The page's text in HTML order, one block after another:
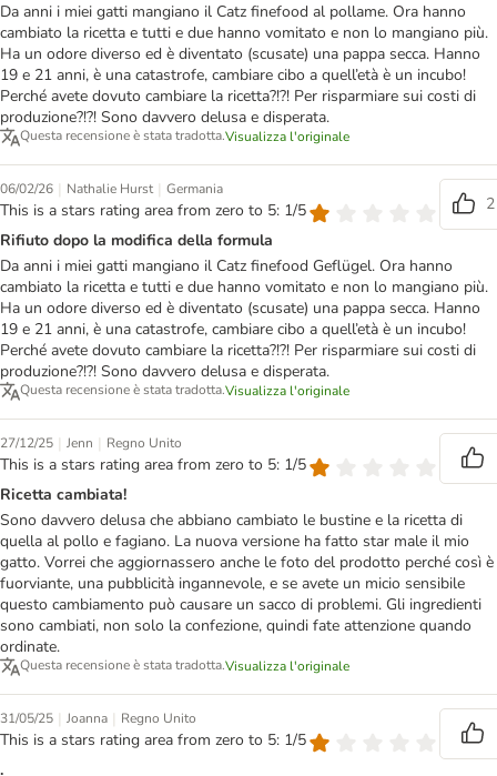
Da anni i miei gatti mangiano il Catz finefood al pollame. Ora hanno
cambiato la ricetta e tutti e due hanno vomitato e non lo mangiano più.
Ha un odore diverso ed è diventato (scusate) una pappa secca. Hanno
19 e 21 anni, è una catastrofe, cambiare cibo a quell’età è un incubo!
Perché avete dovuto cambiare la ricetta?!?! Per risparmiare sui costi di
produzione?!?! Sono davvero delusa e disperata.
Questa recensione è stata tradotta.Visualizza l'originale
06/02/26 | Nathalie Hurst | Germania
This is a stars rating area from zero to 5: 1/5
2
Rifiuto dopo la modifica della formula
Da anni i miei gatti mangiano il Catz finefood Geflügel. Ora hanno
cambiato la ricetta e tutti e due hanno vomitato e non lo mangiano più.
Ha un odore diverso ed è diventato (scusate) una pappa secca. Hanno
19 e 21 anni, è una catastrofe, cambiare cibo a quell’età è un incubo!
Perché avete dovuto cambiare la ricetta?!?! Per risparmiare sui costi di
produzione?!?! Sono davvero delusa e disperata.
Questa recensione è stata tradotta.Visualizza l'originale
27/12/25 | Jenn | Regno Unito
This is a stars rating area from zero to 5: 1/5
Ricetta cambiata!
Sono davvero delusa che abbiano cambiato le bustine e la ricetta di
quella al pollo e fagiano. La nuova versione ha fatto star male il mio
gatto. Vorrei che aggiornassero anche le foto del prodotto perché così è
fuorviante, una pubblicità ingannevole, e se avete un micio sensibile
questo cambiamento può causare un sacco di problemi. Gli ingredienti
sono cambiati, non solo la confezione, quindi fate attenzione quando
ordinate.
Questa recensione è stata tradotta.Visualizza l'originale
31/05/25 | Joanna | Regno Unito
This is a stars rating area from zero to 5: 1/5
.